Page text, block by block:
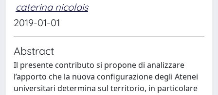
caterina nicolais
2019-01-01
Abstract
Il presente contributo si propone di analizzare
l’apporto che la nuova configurazione degli Atenei
universitari determina sul territorio, in particolare